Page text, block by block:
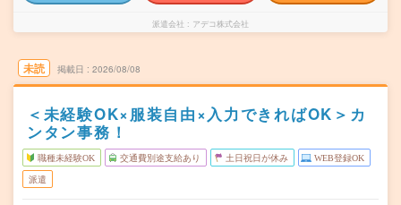
派遣会社 アデコ株式会社
未読 掲載日 2026/08/08
＜未経験OK×服装自由×入力できればOK＞カ
ンタン事務！
職種未経験OK 交通費別途支給あり 土日祝日が休み WEB登録OK
派遣